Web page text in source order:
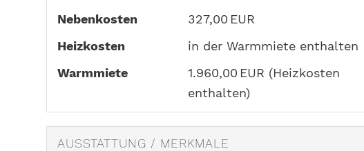
Nebenkosten
327,00 EUR
Heizkosten
in der Warmmiete enthalten
Warmmiete
1.960,00 EUR (Heizkosten
enthalten)
AUSSTATTUNG / MERKMALE